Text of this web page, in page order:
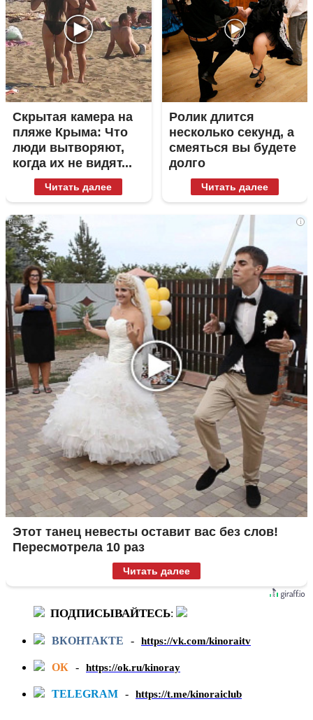
Скрытая камера на
пляже Крыма: Что
люди вытворяют,
когда их не видят...
Читать далее
Ролик длится
несколько секунд, а
смеяться вы будете
долго
Читать далее
i
Этот танец невесты оставит вас без слов!
Пересмотрела 10 раз
Читать далее
ПОДПИСЫВАЙТЕСЬ:
ВКОНТАКТЕ - https://vk.com/kinoraitv
ОК - https://ok.ru/kinoray
TELEGRAM - https://t.me/kinoraiclub